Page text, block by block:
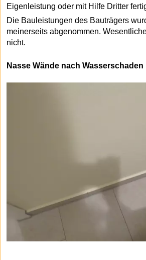
Eigenleistung oder mit Hilfe Dritter
Die Bauleistungen des Bauträgers
meinerseits abgenommen.
nicht.
Nasse Wände nach